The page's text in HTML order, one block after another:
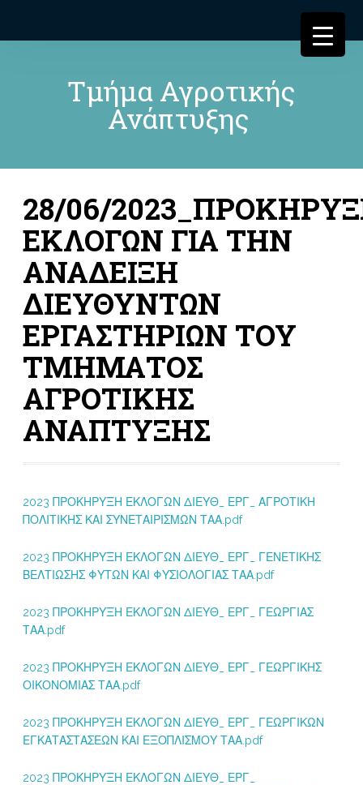
Τμήμα Αγροτικής
Ανάπτυξης
28/06/
ΕΚΛΟΓΩΝ ΓΙΑ ΤΗΝ
ΑΝΑΔΕΙΞΗ
ΔΙΕΥΘΥΝΤΩΝ
ΕΡΓΑΣΤΗΡΙΩΝ ΤΟΥ
ΤΜΗΜΑΤΟΣ
ΑΓΡΟΤΙΚΗΣ
ΑΝΑΠΤΥΞΗΣ
2023 ΠΡΟΚΗΡΥΞΗ ΕΚΛΟΓΩΝ ΔΙΕΥΘ_ ΕΡΓ_ ΑΓΡΟΤΙΚΗ
ΠΟΛΙΤΙΚΗΣ ΚΑΙ ΣΥΝΕΤΑΙΡΙΣΜΩΝ ΤΑΑ.pdf
2023 ΠΡΟΚΗΡΥΞΗ ΕΚΛΟΓΩΝ ΔΙΕΥΘ_ ΕΡΓ_ ΓΕΝΕΤΙΚΗΣ
ΒΕΛΤΙΩΣΗΣ ΦΥΤΩΝ ΚΑΙ ΦΥΣΙΟΛΟΓΙΑΣ ΤΑΑ.pdf
2023 ΠΡΟΚΗΡΥΞΗ ΕΚΛΟΓΩΝ ΔΙΕΥΘ_ ΕΡΓ_ ΓΕΩΡΓΙΑΣ
ΤΑΑ.pdf
2023 ΠΡΟΚΗΡΥΞΗ ΕΚΛΟΓΩΝ ΔΙΕΥΘ_ ΕΡΓ_ ΓΕΩΡΓΙΚΗΣ
ΟΙΚΟΝΟΜΙΑΣ ΤΑΑ.pdf
2023 ΠΡΟΚΗΡΥΞΗ ΕΚΛΟΓΩΝ ΔΙΕΥΘ_ ΕΡΓ_ ΓΕΩΡΓΙΚΩΝ
ΕΓΚΑΤΑΣΤΑΣΕΩΝ ΚΑΙ ΕΞΟΠΛΙΣΜΟΥ ΤΑΑ.pdf
2023 ΠΡΟΚΗΡΥΞΗ ΕΚΛΟΓΩΝ ΔΙΕΥΘ_ ΕΡΓ_